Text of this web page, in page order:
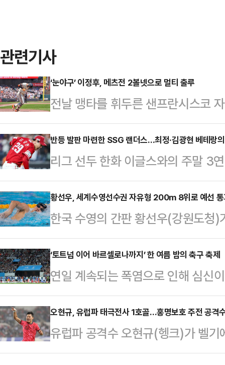
관련기사
‘눈야구’ 이정후, 메츠전 2볼넷으로 멀티 출루
전날 맹타를 휘두른 샌프란시스코
티출루에 성공했다.이정후는 28일
서 열린 ‘2025 메이저리그’ 뉴욕
3타수 무안타 2볼넷을 기록했다.볼
를 기록하지 못하며 시즌 타율은
타자로 나서 4타수 3안타 1타점을
병 역할을 맡았고, 볼넷 2개를 얻어
센가 고다…
반등 발판 마련한 SSG 랜더스…최정·김광현 베테랑
리그 선두 한화 이글스와의 주말 3
베테랑의 힘을 앞세워 반등을 예고
전의 첫 경기를 내줬으나 26일 2차
경기서 최정이 부활을 알리는 연타
후반기가 시작되어서도 SSG의 경
전, 6연패 부진에 빠졌다가 겨우 연
지만 지난 25일 주말 3연전 첫 경
워지는…
황선우, 세계수영선수권 자유형 200m 8위로 예선
한국 수영의 간판 황선우(강원도
예선을 8위로 통과했다.황선우는
선수권대회 아레나에서 열린
선수권대회 경영 종목 이틀 째 남
기록으로 6조 5위를 차지했다.전
승에 무난히 진출했다.지난해 2월
200m에서 우승을 차지하며 한국
에 도전한다.황…
‘토트넘 이어 바르셀로나까지’ 한 여름 밤의 축구 축제
연일 계속되는 폭염으로 인해 심신
이어 열린다.쿠팡플레이는 4년 연
시리즈’를 올해도 국내서 개최한다
토트넘 홋스퍼와 사우디 자본을 등
드다.오는 30일 오후 8시 수원월드
오현규, 유럽파 태극전사 1호골…홍명보호 주전 공격
유럽파 공격수 오현규(헹크)가 벨
며 축구대표팀 주전 공격수 경쟁서